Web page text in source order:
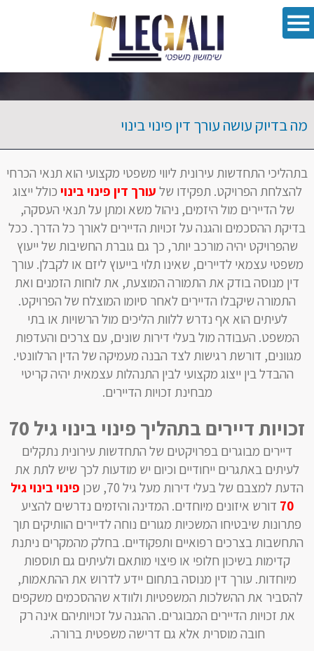
מה בדיוק עושה עורך דין פינוי בינוי
בתהליכי התחדשות עירונית ליווי משפטי מקצועי הוא תנאי הכרחי
להצלחת הפרויקט. תפקידו של עורך דין פינוי בינוי כולל ייצוג
של הדיירים מול היזמים, ניהול משא ומתן על תנאי העסקה,
בדיקת ההסכמים והגנה על זכויות הדיירים לאורך כל הדרך. ככל
שהפרויקט יהיה מורכב יותר, כך גם גוברת החשיבות של ייעוץ
משפטי עצמאי לדיירים, שאינו תלוי בייעוץ ליזם או לקבלן. עורך
דין מנוסה בודק את התמורה המוצעת, את לוחות הזמנים ואת
התמורה שיקבלו הדיירים לאחר סיומו המוצלח של הפרויקט.
לעיתים הוא אף נדרש ללוות הליכים מול הרשויות או בתי
המשפט. העבודה מול בעלי דירות שונים, עם צרכים והעדפות
מגוונים, דורשת רגישות לצד הבנה מעמיקה של הדין הרלוונטי.
ההבדל בין ייצוג מקצועי לבין התנהלות עצמאית יהיה קריטי
מבחינת זכויות הדיירים.
זכויות דיירים בתהליך פינוי בינוי גיל 70
דיירים מבוגרים בפרויקטים של התחדשות עירונית נתקלים
לעיתים באתגרים ייחודיים וכיום יש מודעות לכך שיש לתת את
הדעת למצבם של בעלי דירות מעל גיל 70, שכן
פינוי בינוי גיל
70 דורש איזונים מיוחדים. המדינה והיזמים נדרשים להציע
פתרונות שיבטיחו המשכיות מגורים נוחה לדיירים הוותיקים תוך
התחשבות בצרכים רפואיים ותפקודיים. בחלק מהמקרים ניתנת
קדימות בשיכון חלופי או פיצוי מותאם ולעיתים גם תוספות
מיוחדות. עורך דין מנוסה בתחום יידע לדרוש את ההתאמות,
להסביר את ההשלכות המשפטיות ולוודא שההסכמים משקפים
את זכויות הדיירים המבוגרים. ההגנה על זכויותיהם אינה רק
חובה מוסרית אלא גם דרישה משפטית ברורה.